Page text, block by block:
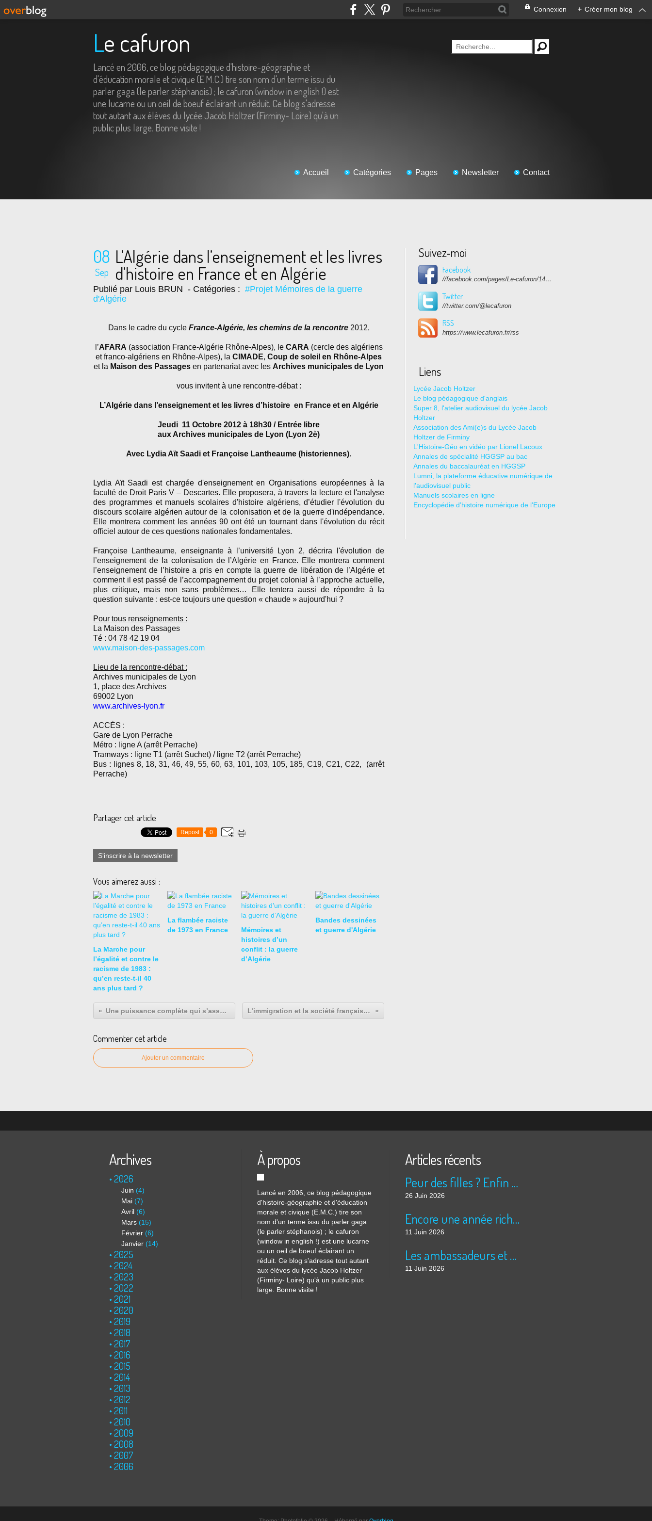
Connexion + Créer mon blog
Le cafuron
Lancé en 2006, ce blog pédagogique d'histoire-géographie et
d'éducation morale et civique (E.M.C.) tire son nom d'un terme issu du
parler gaga (le parler stéphanois) ; le cafuron (window in english !) est
une lucarne ou un oeil de boeuf éclairant un réduit. Ce blog s'adresse
tout autant aux élèves du lycée Jacob Holtzer (Firminy- Loire) qu'à un
public plus large. Bonne visite !
Accueil Catégories Pages Newsletter Contact
08
Sep
L’Algérie dans l’enseignement et les livres
d’histoire en France et en Algérie
Publié par Louis BRUN - Catégories : #Projet Mémoires de la guerre
d'Algérie
Dans le cadre du cycle France-Algérie, les chemins de la rencontre2012,
l’AFARA (association France-Algérie Rhône-Alpes), le CARA (cercle des algériens
et franco-algériens en Rhône-Alpes), la CIMADE, Coup de soleil en Rhône-Alpes
et la Maison des Passages en partenariat avec les Archives municipales de Lyon
vous invitent à une rencontre-débat :
L’Algérie dans l’enseignement et les livres d’histoire en France et en Algérie
Jeudi 11 Octobre 2012 à 18h30 / Entrée libre
aux Archives municipales de Lyon (Lyon 2è)
Avec Lydia Aït Saadi et Françoise Lantheaume (historiennes).
Lydia Aït Saadi est chargée d'enseignement en Organisations européennes à la
faculté de Droit Paris V – Descartes. Elle proposera, à travers la lecture et l'analyse
des programmes et manuels scolaires d'histoire algériens, d’étudier l'évolution du
discours scolaire algérien autour de la colonisation et de la guerre d'indépendance.
Elle montrera comment les années 90 ont été un tournant dans l'évolution du récit
officiel autour de ces questions nationales fondamentales.
Françoise Lantheaume, enseignante à l’université Lyon 2, décrira l'évolution de
l’enseignement de la colonisation de l’Algérie en France. Elle montrera comment
l’enseignement de l’histoire a pris en compte la guerre de libération de l’Algérie et
comment il est passé de l’accompagnement du projet colonial à l’approche actuelle,
plus critique, mais non sans problèmes… Elle tentera aussi de répondre à la
question suivante : est-ce toujours une question « chaude » aujourd'hui ?
Pour tous renseignements :
La Maison des Passages
Té : 04 78 42 19 04
www.maison-des-passages.com
Lieu de la rencontre-débat :
Archives municipales de Lyon
1, place des Archives
69002 Lyon
www.archives-lyon.fr
ACCÈS :
Gare de Lyon Perrache
Métro : ligne A (arrêt Perrache)
Tramways : ligne T1 (arrêt Suchet) / ligne T2 (arrêt Perrache)
Bus : lignes 8, 18, 31, 46, 49, 55, 60, 63, 101, 103, 105, 185, C19, C21, C22, (arrêt
Perrache)
Partager cet article
Repost 0
S'inscrire à la newsletter
Vous aimerez aussi :
La Marche pour
l’égalité et contre le
racisme de 1983 :
qu’en reste-t-il 40
ans plus tard ?
La flambée raciste
de 1973 en France
Mémoires et
histoires d’un
conflit : la guerre
d’Algérie
Bandes dessinées
et guerre d'Algérie
Une puissance complète qui s’assume (1941-1947) L’immigration et la société française au XXe siècle.
Commenter cet article
Ajouter un commentaire
Suivez-moi
Facebook
//facebook.com/pages/Le-cafuron/1415682768741632
Twitter
//twitter.com/@lecafuron
RSS
https://www.lecafuron.fr/rss
Liens
Lycée Jacob Holtzer
Le blog pédagogique d'anglais
Super 8, l'atelier audiovisuel du lycée Jacob
Holtzer
Association des Ami(e)s du Lycée Jacob
Holtzer de Firminy
L'Histoire-Géo en vidéo par Lionel Lacoux
Annales de spécialité HGGSP au bac
Annales du baccalauréat en HGGSP
Lumni, la plateforme éducative numérique de
l'audiovisuel public
Manuels scolaires en ligne
Encyclopédie d’histoire numérique de l’Europe
Archives
2026
Juin (4)
Mai (7)
Avril (6)
Mars (15)
Février (6)
Janvier (14)
2025
2024
2023
2022
2021
2020
2019
2018
2017
2016
2015
2014
2013
2012
2011
2010
2009
2008
2007
2006
À propos
Lancé en 2006, ce blog pédagogique
d'histoire-géographie et d'éducation
morale et civique (E.M.C.) tire son
nom d'un terme issu du parler gaga
(le parler stéphanois) ; le cafuron
(window in english !) est une lucarne
ou un oeil de boeuf éclairant un
réduit. Ce blog s'adresse tout autant
aux élèves du lycée Jacob Holtzer
(Firminy- Loire) qu'à un public plus
large. Bonne visite !
Articles récents
Peur des filles ? Enfin rassuré ?
26 Juin 2026
Encore une année riche en cinéma pour Super 8 !
11 Juin 2026
Les ambassadeurs et SUPER 8 - La solidarité en action
11 Juin 2026